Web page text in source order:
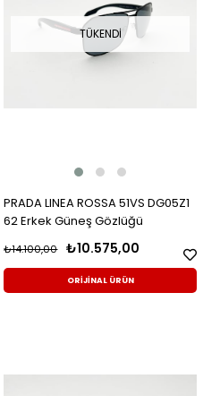
TÜKENDI
PRADA LINEA ROSSA 51VS DG05Z1
62 Erkek Güneş Gözlüğü
₺10.575,00
₺14.100,00
ORİJİNAL ÜRÜN